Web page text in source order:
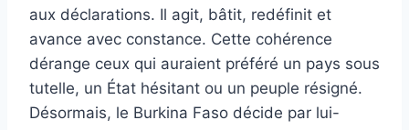
aux déclarations. Il agit, bâtit, redéfinit et
avance avec constance. Cette cohérence
dérange ceux qui auraient préféré un pays sous
tutelle, un État hésitant ou un peuple résigné.
Désormais, le Burkina Faso décide par lui-